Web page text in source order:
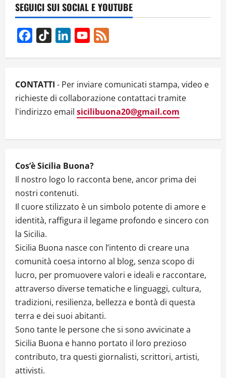
v
i
g
a
t
i
o
n
SEGUICI SUI SOCIAL E YOUTUBE
Facebook
TikTok LinkedInYouTube
CONTATTI - Per inviare comunicati stampa, video e
richieste di collaborazione contattaci tramite
l'indirizzo email sicilibuona20@gmail.com
Cos’è Sicilia Buona?
Il nostro logo lo racconta bene, ancor prima dei
nostri contenuti.
Il cuore stilizzato è un simbolo potente di amore e
identità, raffigura il legame profondo e sincero con
la Sicilia.
Sicilia Buona nasce con l’intento di creare una
comunità coesa intorno al blog, senza scopo di
lucro, per promuovere valori e ideali e raccontare,
attraverso diverse tematiche e linguaggi, cultura,
tradizioni, resilienza, bellezza e bontà di questa
terra e dei suoi abitanti.
Sono tante le persone che si sono avvicinate a
Sicilia Buona e hanno portato il loro prezioso
contributo, tra questi giornalisti, scrittori, artisti,
attivisti.